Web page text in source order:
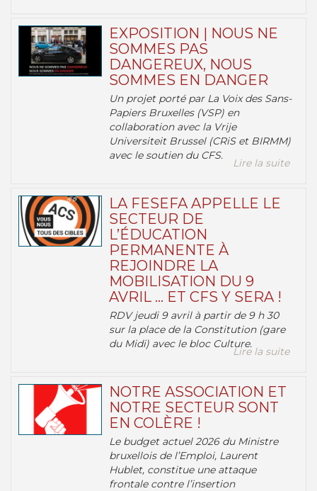
EXPOSITION | NOUS NE
SOMMES PAS
DANGEREUX, NOUS
SOMMES EN DANGER
Un projet porté par La Voix des Sans-
Papiers Bruxelles (VSP) en
collaboration avec la Vrije
Universiteit Brussel (CRiS et BIRMM)
avec le soutien du CFS.
Lire la suite
LA FESEFA APPELLE LE
SECTEUR DE
L’ÉDUCATION
PERMANENTE À
REJOINDRE LA
MOBILISATION DU 9
AVRIL … ET CFS Y SERA !
RDV jeudi 9 avril à partir de 9 h 30
sur la place de la Constitution (gare
du Midi) avec le bloc Culture.
Lire la suite
NOTRE ASSOCIATION ET
NOTRE SECTEUR SONT
EN COLÈRE !
Le budget actuel 2026 du Ministre
bruxellois de l’Emploi, Laurent
Hublet, constitue une attaque
frontale contre l’insertion